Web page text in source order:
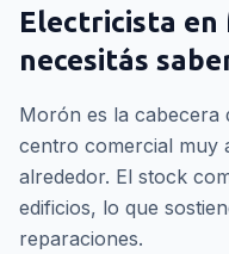
Electricista en
necesitás
Morón es la cabecera
centro comercial muy
alrededor. El stock
edificios, lo que
reparaciones.